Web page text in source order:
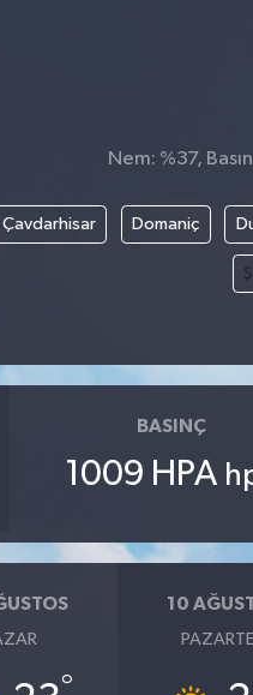
Nem: %37,
Çavdarhisar Domaniç
BASINÇ
1009 HPA
°
10